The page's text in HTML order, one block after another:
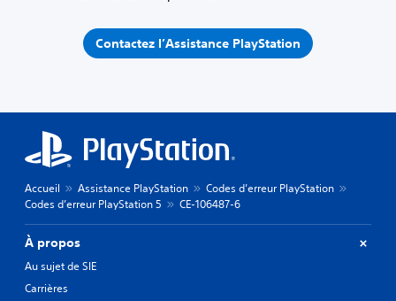
Contactez l’Assistance PlayStation
Accueil Assistance PlayStation
Codes d’erreur PlayStation
Codes d’erreur PlayStation 5
CE-106487-6
À propos
Au sujet de SIE
Carrières